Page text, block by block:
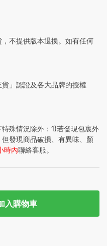
不提供版本退換。如有任何
」認證及各大品牌的授權
殊情況除外：1)若發現包裹外
發現商品破損、有異味、顏
時內聯絡客服。
入購物車